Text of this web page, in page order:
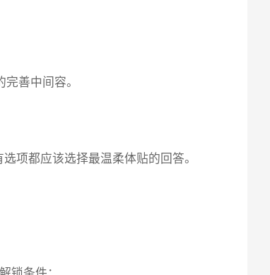
善中间容。
项都应该选择最温柔体贴的回答。